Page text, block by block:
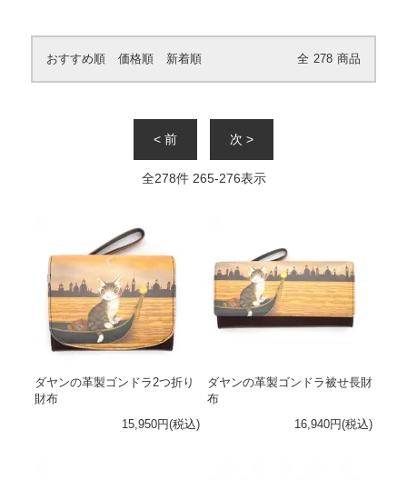
おすすめ順 価格順 新着順 全 278 商品
< 前 次 >
全278件 265-276表示
ダヤンの革製ゴンドラ2つ折り
財布
15,950円(税込)
ダヤンの革製ゴンドラ被せ長財
布
16,940円(税込)